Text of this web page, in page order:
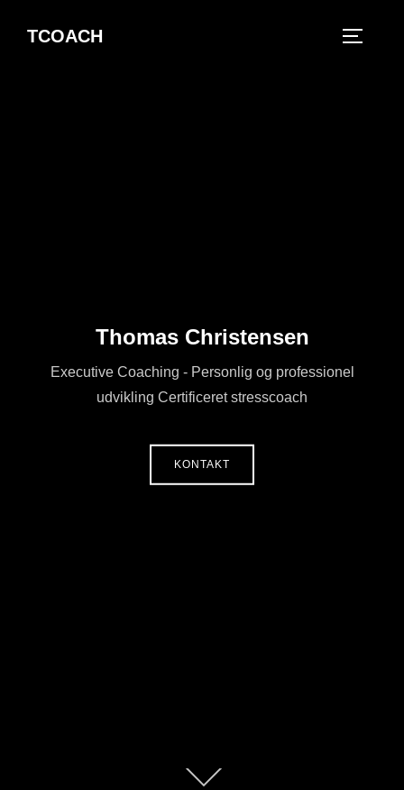
TCOACH
Thomas Christensen
Executive Coaching - Personlig og professionel
udvikling Certificeret stresscoach
KONTAKT
Rul